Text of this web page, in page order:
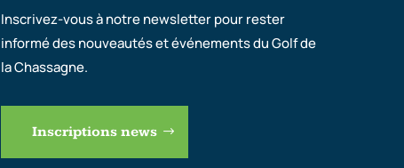
Inscrivez-vous à notre newsletter pour rester
informé des nouveautés et événements du Golf de
la Chassagne.
Inscriptions news